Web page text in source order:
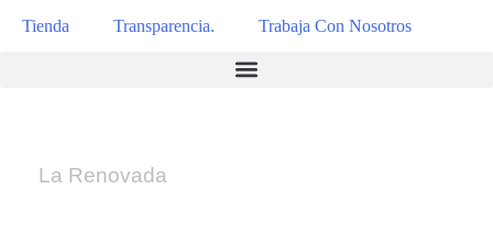
Tienda Transparencia. Trabaja Con Nosotros
La Renovada